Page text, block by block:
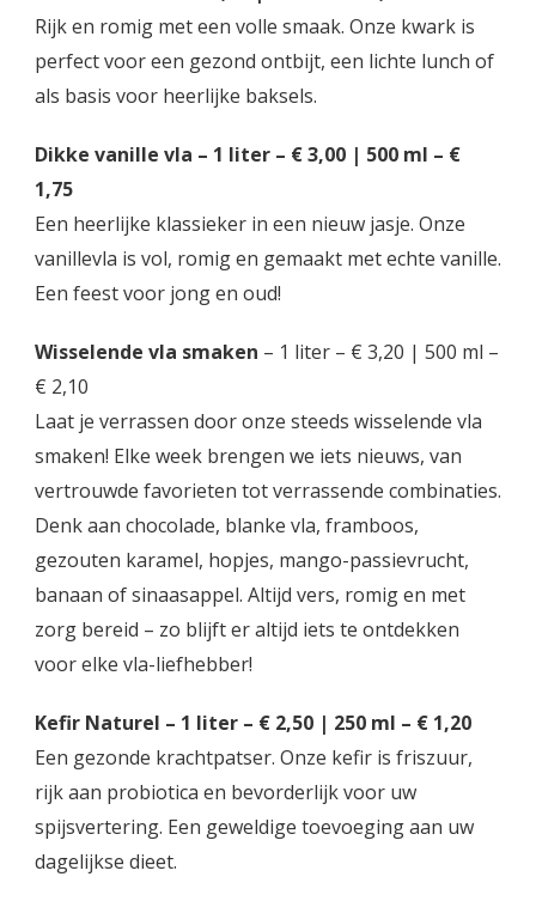
Rijk en romig met een volle smaak. Onze kwark is
perfect voor een gezond ontbijt, een lichte lunch of
als basis voor heerlijke baksels.
Dikke vanille vla – 1 liter – € 3,00 | 500 ml – €
1,75
Een heerlijke klassieker in een nieuw jasje. Onze
vanillevla is vol, romig en gemaakt met echte vanille.
Een feest voor jong en oud!
Wisselende vla smaken – 1 liter – € 3,20 | 500 ml –
€ 2,10
Laat je verrassen door onze steeds wisselende vla
smaken! Elke week brengen we iets nieuws, van
vertrouwde favorieten tot verrassende combinaties.
Denk aan chocolade, blanke vla, framboos,
gezouten karamel, hopjes, mango-passievrucht,
banaan of sinaasappel. Altijd vers, romig en met
zorg bereid – zo blijft er altijd iets te ontdekken
voor elke vla-liefhebber!
Kefir Naturel – 1 liter – € 2,50 | 250 ml – € 1,20
Een gezonde krachtpatser. Onze kefir is friszuur,
rijk aan probiotica en bevorderlijk voor uw
spijsvertering. Een geweldige toevoeging aan uw
dagelijkse dieet.